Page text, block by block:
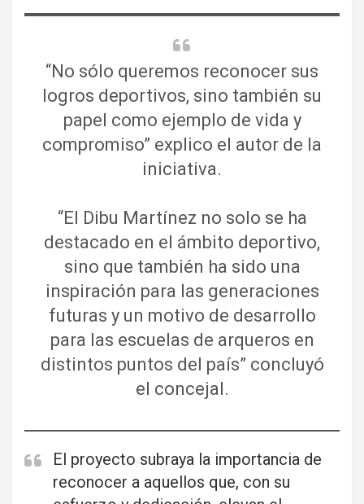
“No sólo queremos reconocer sus
logros deportivos, sino también su
papel como ejemplo de vida y
compromiso” explico el autor de la
iniciativa.
“El Dibu Martínez no solo se ha
destacado en el ámbito deportivo,
sino que también ha sido una
inspiración para las generaciones
futuras y un motivo de desarrollo
para las escuelas de arqueros en
distintos puntos del país” concluyó
el concejal.
El proyecto subraya la importancia de
reconocer a aquellos que, con su